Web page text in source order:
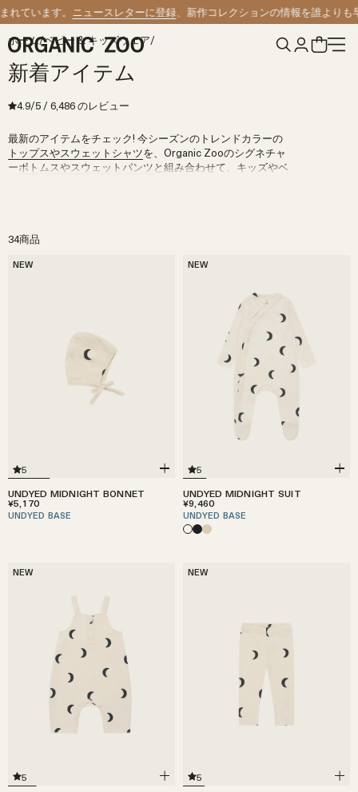
コンテンツへスキップ
ます。ニュースレターに登録、新作コレクションの情報を誰よりも早くお
ホーム/ベビー & キッズウェア/
新着アイテム
4.9/5 / 6,486のレビュー
最新のアイテムをチェック! 今シーズンのトレンドカラーの
トップスやスウェットシャツを、Organic Zooのシグネチャ
ーボトムスやスウェットパンツと組み合わせて、キッズやベ
34商品
NEW
5
UNDYED MIDNIGHT BONNET
¥5,170
UNDYED BASE
NEW
5
UNDYED MIDNIGHT SUIT
¥9,460
UNDYED BASE
NEW
5
NEW
5